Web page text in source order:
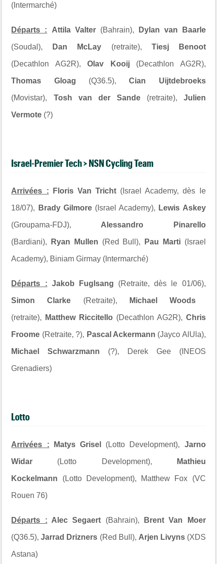
(Intermarché)
Départs : Attila Valter(Bahrain), Dylan van Baarle
(Soudal), Dan McLay (retraite), Tiesj Benoot
(Decathlon AG2R),Olav Kooij(Decathlon AG2R),
Thomas Gloag (Q36.5),Cian Uijtdebroeks
(Movistar), Tosh van der Sande(retraite), Julien
Vermote (?)
Israel-Premier Tech > NSN Cycling Team
Arrivées : Floris Van Tricht (Israel Academy, dès le
18/07), Brady Gilmore(Israel Academy), Lewis Askey
(Groupama-FDJ), Alessandro Pinarello
(Bardiani), Ryan Mullen (Red Bull), Pau Marti(Israel
Academy), Biniam Girmay (Intermarché)
Départs : Jakob Fuglsang (Retraite, dès le 01/06),
Simon Clarke (Retraite), Michael Woods
(retraite), Matthew Riccitello (Decathlon AG2R), Chris
Froome (Retraite, ?), Pascal Ackermann (Jayco AlUla),
Michael Schwarzmann (?), Derek Gee (INEOS
Grenadiers)
Lotto
Arrivées : Matys Grisel (Lotto Development), Jarno
Widar (Lotto Development), Mathieu
Kockelmann (Lotto Development), Matthew Fox (VC
Rouen 76)
Départs : Alec Segaert (Bahrain), Brent Van Moer
(Q36.5), Jarrad Drizners (Red Bull), Arjen Livyns(XDS
Astana)